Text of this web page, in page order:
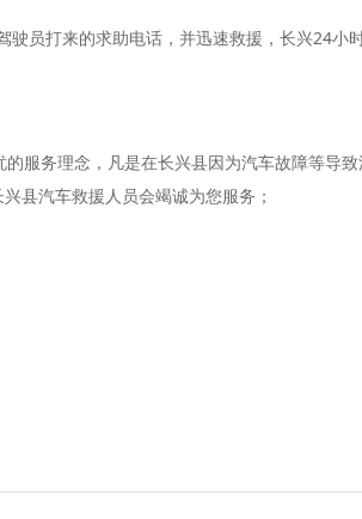
员打来的求助电话，并迅速救援，长兴24小
服务理念，凡是在长兴县因为汽车故障等导致
县汽车救援人员会竭诚为您服务；